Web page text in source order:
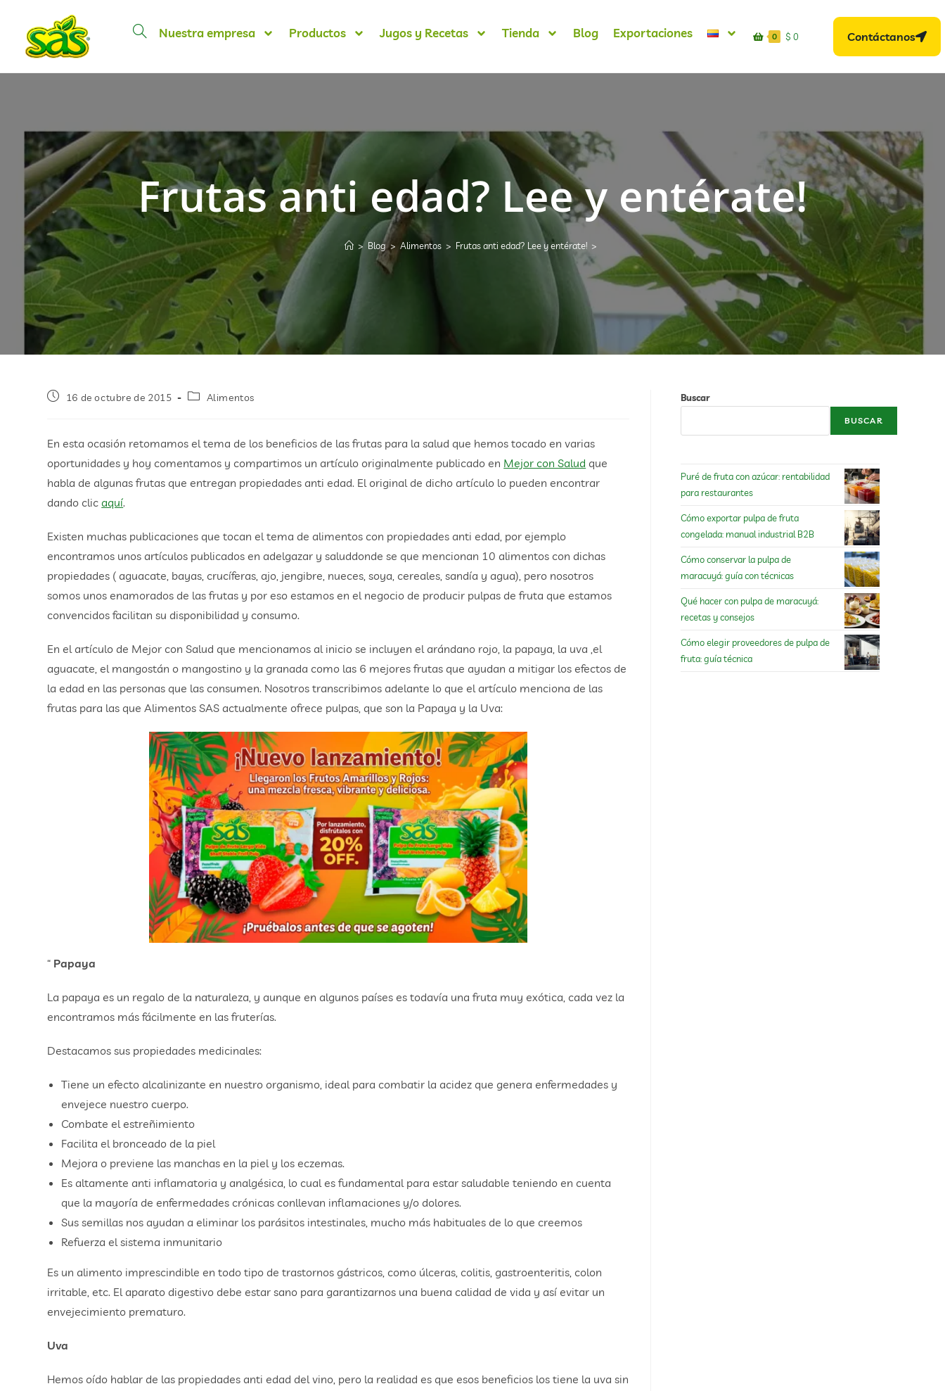
Nuestra empresa Productos Jugos y Recetas Tienda Blog Exportaciones 0 $ 0 Contáctanos
Frutas anti edad? Lee y entérate!
> Blog > Alimentos > Frutas anti edad? Lee y entérate! >
16 de octubre de 2015 Alimentos
En esta ocasión retomamos el tema de los beneficios de las frutas para la salud que hemos tocado en varias
oportunidades y hoy comentamos y compartimos un artículo originalmente publicado en Mejor con Salud que
habla de algunas frutas que entregan propiedades anti edad. El original de dicho artículo lo pueden encontrar
dando clicaquí.
Existen muchas publicaciones que tocan el tema de alimentos con propiedades anti edad, por ejemplo
encontramos unos artículos publicados en adelgazar y saluddonde se que mencionan 10 alimentos con dichas
propiedades ( aguacate, bayas, crucíferas, ajo, jengibre, nueces, soya, cereales, sandía y agua), pero nosotros
somos unos enamorados de las frutas y por eso estamos en el negocio de producir pulpas de fruta que estamos
convencidos facilitan su disponibilidad y consumo.
En el artículo de Mejor con Salud que mencionamos al inicio se incluyen el arándano rojo, la papaya, la uva ,el
aguacate, el mangostán o mangostino y la granada como las 6 mejores frutas que ayudan a mitigar los efectos de
la edad en las personas que las consumen. Nosotros transcribimos adelante lo que el artículo menciona de las
frutas para las que Alimentos SAS actualmente ofrece pulpas, que son la Papaya y la Uva:
“ Papaya
La papaya es un regalo de la naturaleza, y aunque en algunos países es todavía una fruta muy exótica, cada vez la
encontramos más fácilmente en las fruterías.
Destacamos sus propiedades medicinales:
Tiene un efecto alcalinizante en nuestro organismo, ideal para combatir la acidez que genera enfermedades y
envejece nuestro cuerpo.
Combate el estreñimiento
Facilita el bronceado de la piel
Mejora o previene las manchas en la piel y los eczemas.
Es altamente anti inflamatoria y analgésica, lo cual es fundamental para estar saludable teniendo en cuenta
que la mayoría de enfermedades crónicas conllevan inflamaciones y/o dolores.
Sus semillas nos ayudan a eliminar los parásitos intestinales, mucho más habituales de lo que creemos
Refuerza el sistema inmunitario
Es un alimento imprescindible en todo tipo de trastornos gástricos, como úlceras, colitis, gastroenteritis, colon
irritable, etc. El aparato digestivo debe estar sano para garantizarnos una buena calidad de vida y así evitar un
envejecimiento prematuro.
Uva
Hemos oído hablar de las propiedades anti edad del vino, pero la realidad es que esos beneficios los tiene la uva sin
Buscar
BUSCAR
Puré de fruta con azúcar: rentabilidad
para restaurantes
Cómo exportar pulpa de fruta
congelada: manual industrial B2B
Cómo conservar la pulpa de
maracuyá: guía con técnicas
Qué hacer con pulpa de maracuyá:
recetas y consejos
Cómo elegir proveedores de pulpa de
fruta: guía técnica